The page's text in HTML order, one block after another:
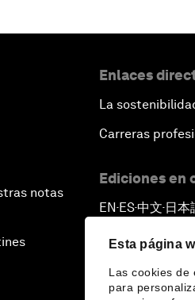
Esta página
Las cookies de
para
notas
Enlaces
La
Carreras
Ediciones en
EN ▪ES▪中文▪ 日本